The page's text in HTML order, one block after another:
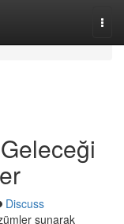
Discuss
sunarak